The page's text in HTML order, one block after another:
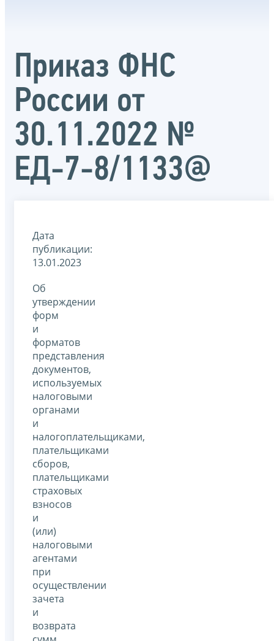
Приказ ФНС
России от
30.11.2022 №
ЕД-7-8/1133@
Дата
публикации:
13.01.2023
Об
утверждении
форм
и
форматов
представления
документов,
используемых
налоговыми
органами
и
налогоплательщиками,
плательщиками
сборов,
плательщиками
страховых
взносов
и
(или)
налоговыми
агентами
при
осуществлении
зачета
и
возврата